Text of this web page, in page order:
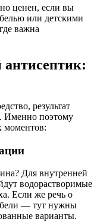
ценен, если вы
или детскими
важна
результат
Именно поэтому
моментов:
Для внутренней
водорастворимые
Если же речь о
— тут нужны
варианты.